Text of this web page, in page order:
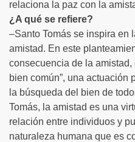
relaciona la paz con la
¿A qué se refiere?
–Santo Tomás se inspira en
amistad. En este
consecuencia de la amistad,
bien común”, una actuación
la búsqueda del bien de
Tomás, la amistad es una
relación entre individuos y
naturaleza humana que es